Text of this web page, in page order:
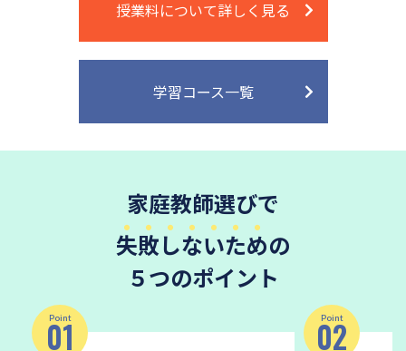
授業料について詳しく見る
学習コース一覧
家庭教師選びで
失敗しないための
５つのポイント
Point
01 Point
02